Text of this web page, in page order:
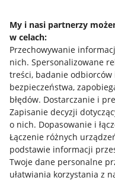
My i nasi partnerzy
w celach:
Przechowywanie
nich. Spersonalizowane
treści, badanie odbiorców
bezpieczeństwa,
błędów. Dostarczanie i
Zapisanie decyzji
o nich. Dopasowanie i
Łączenie różnych
podstawie informacji
Twoje dane personalne
ułatwiania korzystania z
Allegro Gadane dla
Mapa miejscowości
Informacje prawne
Regulamin
Polityka plików "cookies"
Ustawienia plików
Udostępnianie lokalizacji